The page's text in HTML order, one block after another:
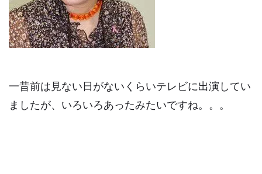
一昔前は見ない日がないくらいテレビに出演してい
ましたが、いろいろあったみたいですね。。。